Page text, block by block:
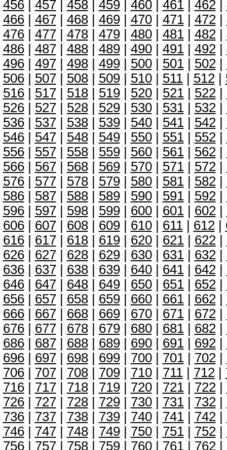
456| 457| 458| 459| 460| 461| 462|
466| 467| 468| 469| 470| 471| 472|
476| 477| 478| 479| 480| 481| 482|
486| 487| 488| 489| 490| 491| 492|
496| 497| 498| 499| 500| 501| 502|
506| 507| 508| 509| 510| 511| 512|
516| 517| 518| 519| 520| 521| 522|
526| 527| 528| 529| 530| 531| 532|
536| 537| 538| 539| 540| 541| 542|
546| 547| 548| 549| 550| 551| 552|
556| 557| 558| 559| 560| 561| 562|
566| 567| 568| 569| 570| 571| 572|
576| 577| 578| 579| 580| 581| 582|
586| 587| 588| 589| 590| 591| 592|
596| 597| 598| 599| 600| 601| 602|
606| 607| 608| 609| 610| 611| 612|
616| 617| 618| 619| 620| 621| 622|
626| 627| 628| 629| 630| 631| 632|
636| 637| 638| 639| 640| 641| 642|
646| 647| 648| 649| 650| 651| 652|
656| 657| 658| 659| 660| 661| 662|
666| 667| 668| 669| 670| 671| 672|
676| 677| 678| 679| 680| 681| 682|
686| 687| 688| 689| 690| 691| 692|
696| 697| 698| 699| 700| 701| 702|
706| 707| 708| 709| 710| 711| 712|
716| 717| 718| 719| 720| 721| 722|
726| 727| 728| 729| 730| 731| 732|
736| 737| 738| 739| 740| 741| 742|
746| 747| 748| 749| 750| 751| 752|
756| 757| 758| 759| 760| 761| 762|